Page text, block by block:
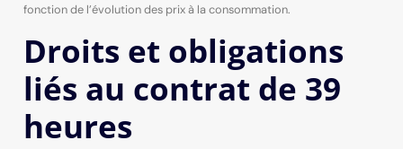
fonction de l’évolution des prix à la consommation.
Droits et obligations
liés au contrat de 39
heures